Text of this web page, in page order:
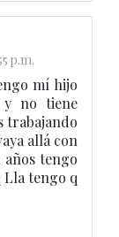
p.m.
mí hijo
y no tiene
trabajando
allá con
tengo
Lla tengo q